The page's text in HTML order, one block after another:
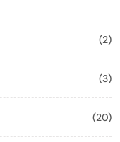
(2)
(3)
(20)